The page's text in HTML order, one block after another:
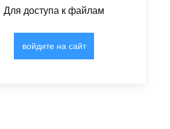
Для доступа к файлам
войдите на сайт